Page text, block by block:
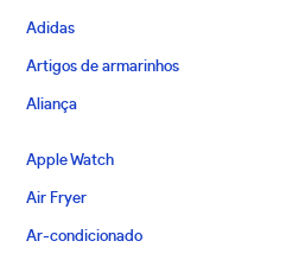
Adidas
Artigos de armarinhos
Aliança
Apple Watch
Air Fryer
Ar-condicionado